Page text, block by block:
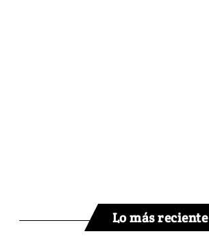
Lo más reciente